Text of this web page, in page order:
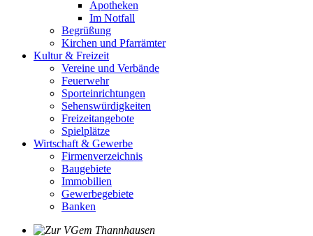
Apotheken
Im Notfall
Begrüßung
Kirchen und Pfarrämter
Kultur & Freizeit
Vereine und Verbände
Feuerwehr
Sporteinrichtungen
Sehenswürdigkeiten
Freizeitangebote
Spielplätze
Wirtschaft & Gewerbe
Firmenverzeichnis
Baugebiete
Immobilien
Gewerbegebiete
Banken